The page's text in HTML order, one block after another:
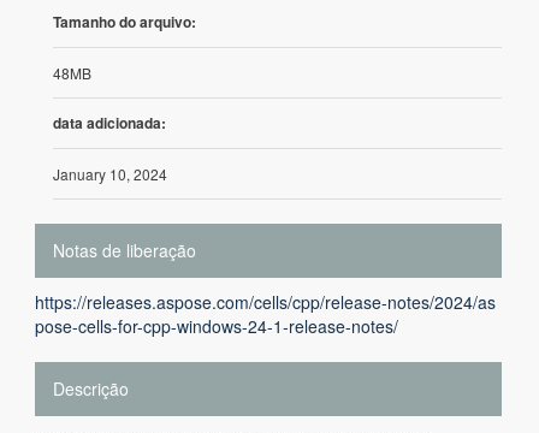
Tamanho do arquivo:
48MB
data adicionada:
January 10, 2024
Notas de liberação
https://releases.aspose.com/cells/cpp/release-notes/2024/as
pose-cells-for-cpp-windows-24-1-release-notes/
Descrição